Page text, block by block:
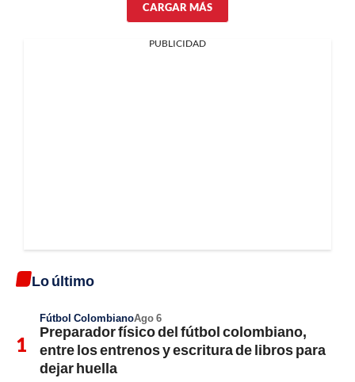
CARGAR MÁS
PUBLICIDAD
Lo último
Fútbol ColombianoAgo 6
Preparador físico del fútbol colombiano,
entre los entrenos y escritura de libros para
dejar huella